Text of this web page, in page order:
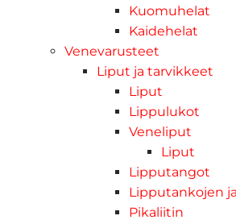
Kuomuhelat
Kaidehelat
Venevarusteet
Liput ja tarvikkeet
Liput
Lippulukot
Veneliput
Liput
Lipputangot
Lipputankojen
Pikaliitin